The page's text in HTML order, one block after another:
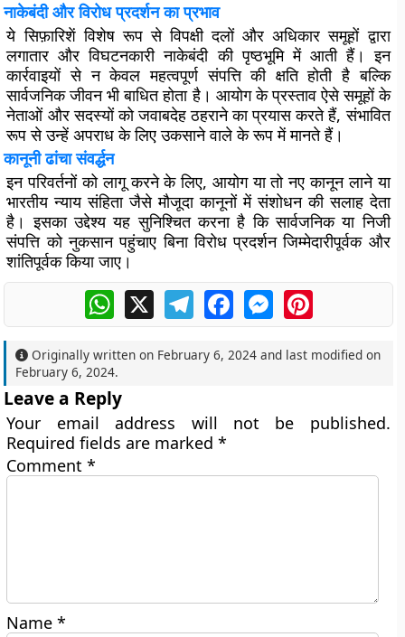
नाकेबंदी और विरोध प्रदर्शन का प्रभाव
ये सिफ़ारिशें विशेष रूप से विपक्षी दलों और अधिकार समूहों द्वारा
लगातार और विघटनकारी नाकेबंदी की पृष्ठभूमि में आती हैं। इन
कार्रवाइयों से न केवल महत्वपूर्ण संपत्ति की क्षति होती है बल्कि
सार्वजनिक जीवन भी बाधित होता है। आयोग के प्रस्ताव ऐसे समूहों के
नेताओं और सदस्यों को जवाबदेह ठहराने का प्रयास करते हैं, संभावित
रूप से उन्हें अपराध के लिए उकसाने वाले के रूप में मानते हैं।
कानूनी ढांचा संवर्द्धन
इन परिवर्तनों को लागू करने के लिए, आयोग या तो नए कानून लाने या
भारतीय न्याय संहिता जैसे मौजूदा कानूनों में संशोधन की सलाह देता
है। इसका उद्देश्य यह सुनिश्चित करना है कि सार्वजनिक या निजी
संपत्ति को नुकसान पहुंचाए बिना विरोध प्रदर्शन जिम्मेदारीपूर्वक और
शांतिपूर्वक किया जाए।
WhatsApp
X TelegramFacebookMessengerPinterest
Originally written on February 6, 2024 and last modified on
February 6, 2024.
Leave a Reply
Your email address will not be published.
Required fields are marked*
Comment*
Name*